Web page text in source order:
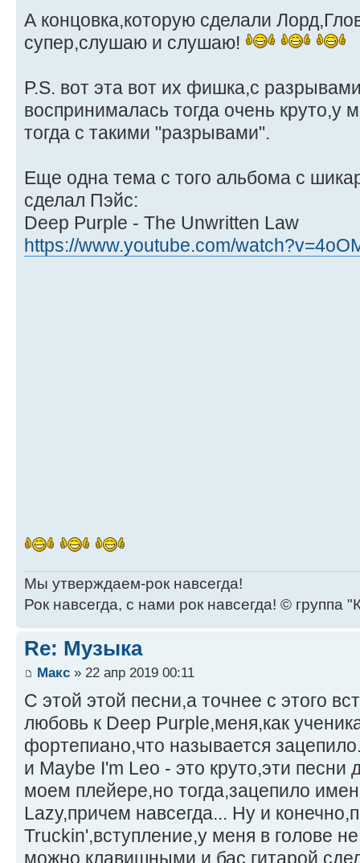
А концовка,которую сделали
супер,слушаю и слушаю!
P.S. вот эта вот их фишка,с
воспринималась тогда очень
тогда с такими "разрывами".
Еще одна тема с того альбома с
сделал Пэйс:
Deep Purple - The Unwritten Law
https://www.youtube.com/
Мы утверждаем-рок навсегда!
Рок навсегда, с нами рок навсегда! © группа
Re: Музыка
Макс » 22 апр 2019 00:11
С этой этой песни,а точнее с этого
любовь к Deep Purple,меня,как
фортепиано,что называется
и Maybe I'm Leo - это круто,эти песни
моем плейере,но тогда,зацепило
Lazy,причем навсегда... Ну и
Truckin',вступление,у меня в голове
можно клавишными и бас гитарой